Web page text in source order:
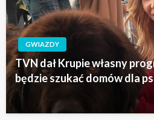
GWIAZDY
TVN dał Krupie własny
będzie szukać domów dla